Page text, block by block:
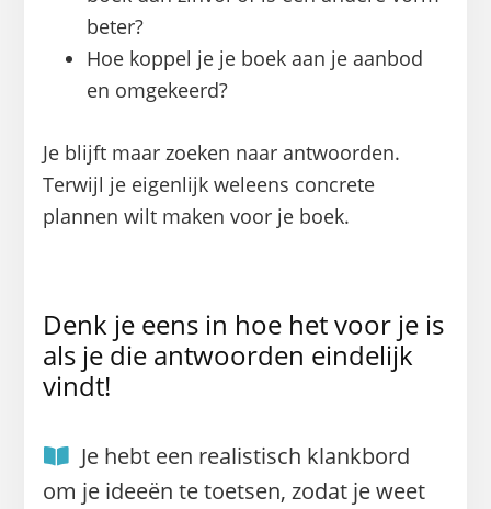
beter?
Hoe koppel je je boek aan je aanbod
en omgekeerd?
Je blijft maar zoeken naar antwoorden.
Terwijl je eigenlijk weleens concrete
plannen wilt maken voor je boek.
Denk je eens in hoe het voor je is
als je die antwoorden eindelijk
vindt!
Je hebt een realistisch klankbord
om je ideeën te toetsen, zodat je weet